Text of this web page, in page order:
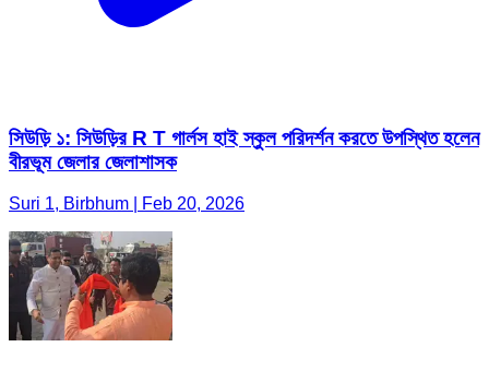
সিউড়ি ১: সিউড়ির R T গার্লস হাই স্কুল পরিদর্শন করতে উপস্থিত হলেন
বীরভূম জেলার জেলাশাসক
Suri 1, Birbhum | Feb 20, 2026